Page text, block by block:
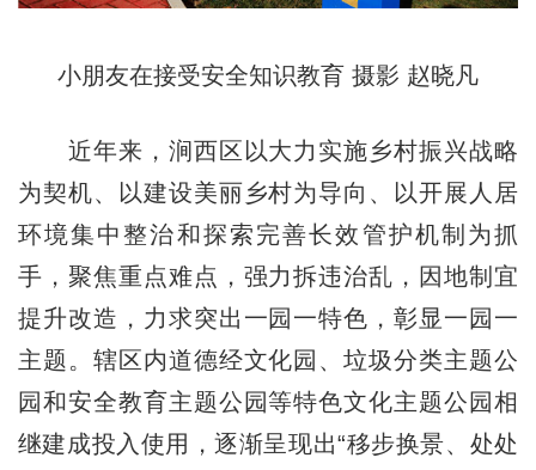
小朋友在接受安全知识教育 摄影 赵晓凡
近年来，涧西区以大力实施乡村振兴战略
为契机、以建设美丽乡村为导向、以开展人居
环境集中整治和探索完善长效管护机制为抓
手，聚焦重点难点，强力拆违治乱，因地制宜
提升改造，力求突出一园一特色，彰显一园一
主题。辖区内道德经文化园、垃圾分类主题公
园和安全教育主题公园等特色文化主题公园相
继建成投入使用，逐渐呈现出“移步换景、处处